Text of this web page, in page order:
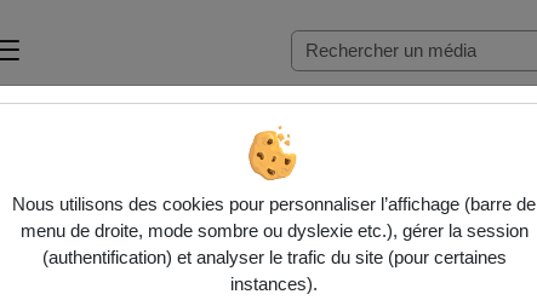
Nous utilisons des cookies pour personnaliser l’affichage (barre de
menu de droite, mode sombre ou dyslexie etc.), gérer la session
(authentification) et analyser le trafic du site (pour certaines
instances).